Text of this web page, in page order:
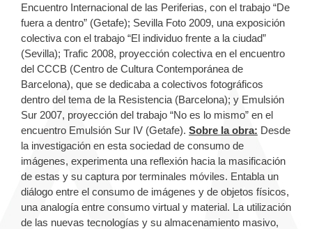
Encuentro Internacional de las Periferias, con el trabajo “De
fuera a dentro” (Getafe); Sevilla Foto 2009, una exposición
colectiva con el trabajo “El individuo frente a la ciudad”
(Sevilla); Trafic 2008, proyección colectiva en el encuentro
del CCCB (Centro de Cultura Contemporánea de
Barcelona), que se dedicaba a colectivos fotográficos
dentro del tema de la Resistencia (Barcelona); y Emulsión
Sur 2007, proyección del trabajo “No es lo mismo” en el
encuentro Emulsión Sur IV (Getafe). Sobre la obra: Desde
la investigación en esta sociedad de consumo de
imágenes, experimenta una reflexión hacia la masificación
de estas y su captura por terminales móviles. Entabla un
diálogo entre el consumo de imágenes y de objetos físicos,
una analogía entre consumo virtual y material. La utilización
de las nuevas tecnologías y su almacenamiento masivo,